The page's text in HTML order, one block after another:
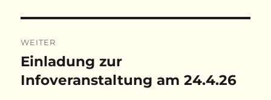
WEITER
Nächster
Beitrag:
Einladung zur
Infoveranstaltung am 24.4.26